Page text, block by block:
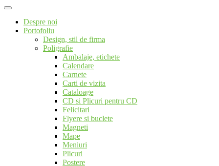
Despre noi
Portofoliu
Design, stil de firma
Poligrafie
Ambalaje, etichete
Calendare
Carnete
Carti de vizita
Cataloage
CD si Plicuri pentru CD
Felicitari
Flyere si buclete
Magneti
Mape
Meniuri
Plicuri
Postere